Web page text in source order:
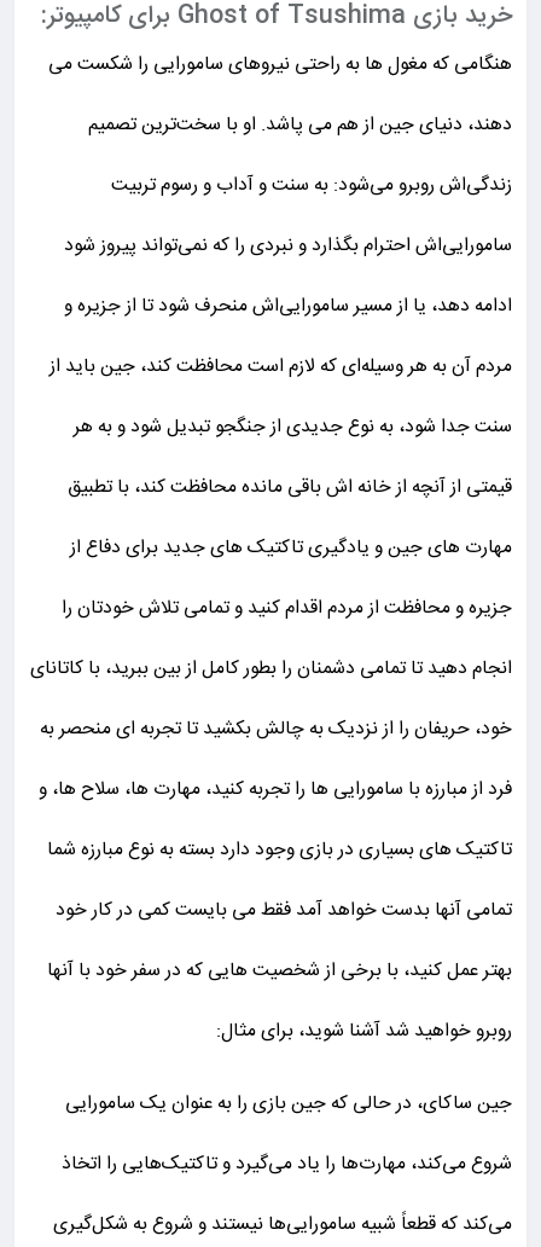
خرید بازی Ghost of Tsushima برای کامپیوتر:
هنگامی که مغول ها به راحتی نیروهای سامورایی را شکست می
دهند، دنیای جین از هم می پاشد. او با سخت‌ترین تصمیم
زندگی‌اش روبرو می‌شود: به سنت و آداب و رسوم تربیت
سامورایی‌اش احترام بگذارد و نبردی را که نمی‌تواند پیروز شود
ادامه دهد، یا از مسیر سامورایی‌اش منحرف شود تا از جزیره و
مردم آن به هر وسیله‌ای که لازم است محافظت کند، جین باید از
سنت جدا شود، به نوع جدیدی از جنگجو تبدیل شود و به هر
قیمتی از آنچه از خانه اش باقی مانده محافظت کند، با تطبیق
مهارت های جین و یادگیری تاکتیک های جدید برای دفاع از
جزیره و محافظت از مردم اقدام کنید و تمامی تلاش خودتان را
انجام دهید تا تمامی دشمنان را بطور کامل از بین ببرید، با کاتانای
خود، حریفان را از نزدیک به چالش بکشید تا تجربه ای منحصر به
فرد از مبارزه با سامورایی ها را تجربه کنید، مهارت ها، سلاح ها، و
تاکتیک های بسیاری در بازی وجود دارد بسته به نوع مبارزه شما
تمامی آنها بدست خواهد آمد فقط می بایست کمی در کار خود
بهتر عمل کنید، با برخی از شخصیت هایی که در سفر خود با آنها
روبرو خواهید شد آشنا شوید، برای مثال:
جین ساکای، در حالی که جین بازی را به عنوان یک سامورایی
شروع می‌کند، مهارت‌ها را یاد می‌گیرد و تاکتیک‌هایی را اتخاذ
می‌کند که قطعاً شبیه سامورایی‌ها نیستند و شروع به شکل‌گیری